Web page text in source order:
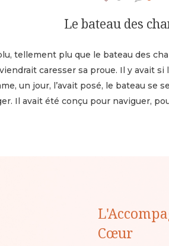
Le bateau des
tellement plu que le bateau des
caresser sa proue. Il y avait si
un jour, l’avait posé, le bateau se
Il avait été conçu pour naviguer,
Cœur